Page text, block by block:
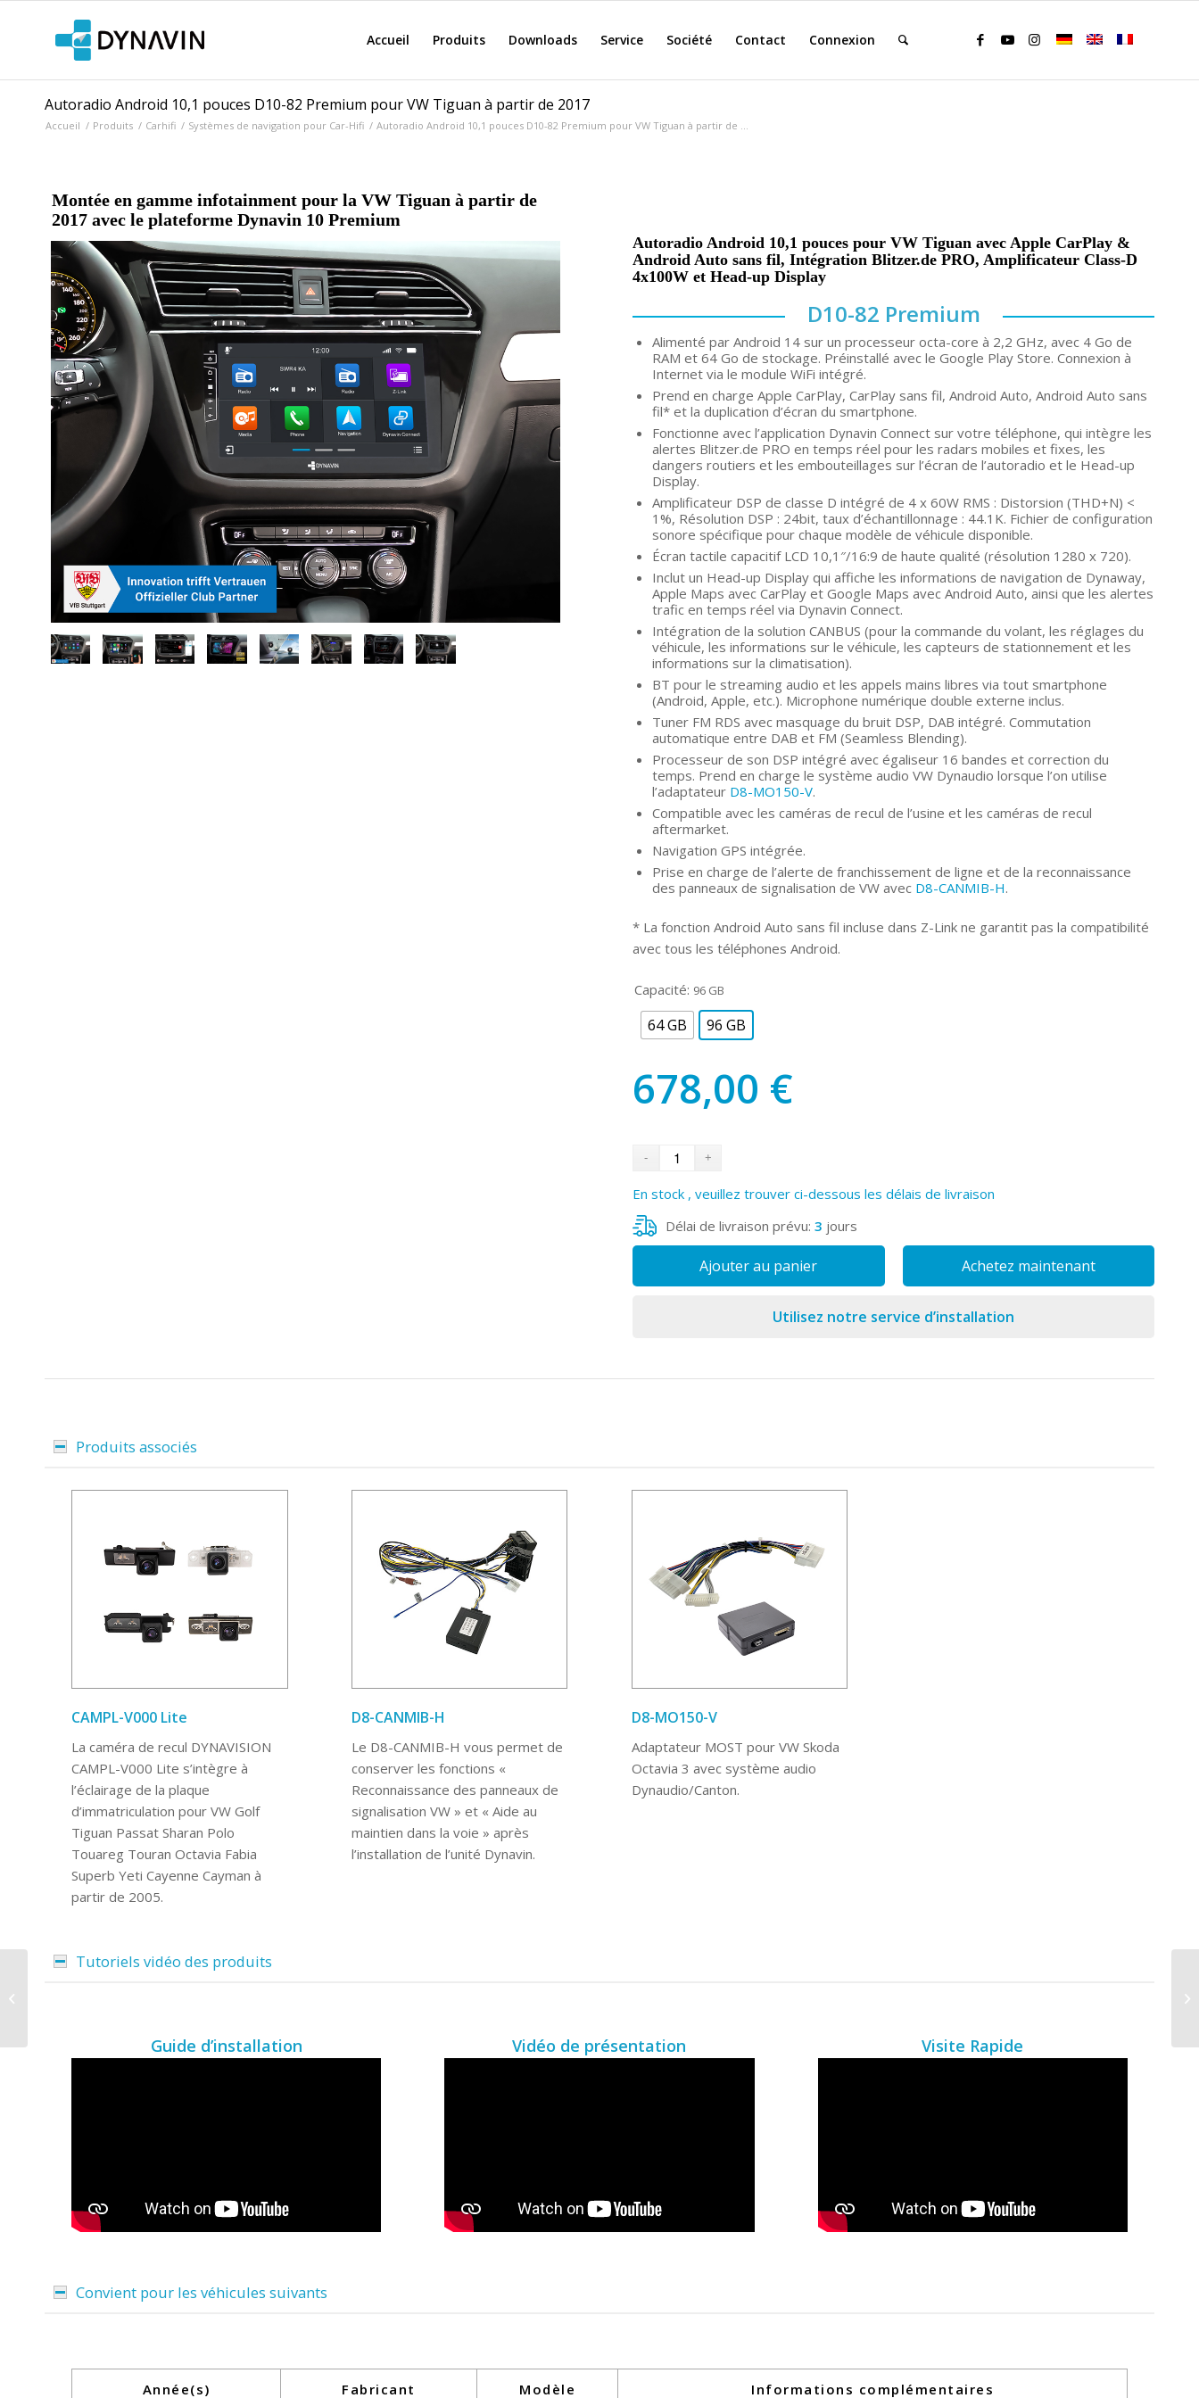
Accueil Produits Downloads Service Société Contact Connexion
Autoradio Android 10,1 pouces D10-82 Premium pour VW Tiguan à partir de 2017
Accueil / Produits / Carhifi / Systèmes de navigation pour Car-Hifi / Autoradio Android 10,1 pouces D10-82 Premium pour VW Tiguan à partir de ...
Montée en gamme infotainment pour la VW Tiguan à partir de
2017 avec le plateforme Dynavin 10 Premium
Autoradio Android 10,1 pouces pour VW Tiguan avec Apple CarPlay &
Android Auto sans fil, Intégration Blitzer.de PRO, Amplificateur Class-D
4x100W et Head-up Display
D10-82 Premium
Alimenté par Android 14 sur un processeur octa-core à 2,2 GHz, avec 4 Go de
RAM et 64 Go de stockage. Préinstallé avec le Google Play Store. Connexion à
Internet via le module WiFi intégré.
Prend en charge Apple CarPlay, CarPlay sans fil, Android Auto, Android Auto sans
fil* et la duplication d’écran du smartphone.
Fonctionne avec l’application Dynavin Connect sur votre téléphone, qui intègre les
alertes Blitzer.de PRO en temps réel pour les radars mobiles et fixes, les
dangers routiers et les embouteillages sur l’écran de l’autoradio et le Head-up
Display.
Amplificateur DSP de classe D intégré de 4 x 60W RMS : Distorsion (THD+N) <
1%, Résolution DSP : 24bit, taux d’échantillonnage : 44.1K. Fichier de configuration
sonore spécifique pour chaque modèle de véhicule disponible.
Écran tactile capacitif LCD 10,1″/16:9 de haute qualité (résolution 1280 x 720).
Inclut un Head-up Display qui affiche les informations de navigation de Dynaway,
Apple Maps avec CarPlay et Google Maps avec Android Auto, ainsi que les alertes
trafic en temps réel via Dynavin Connect.
Intégration de la solution CANBUS (pour la commande du volant, les réglages du
véhicule, les informations sur le véhicule, les capteurs de stationnement et les
informations sur la climatisation).
BT pour le streaming audio et les appels mains libres via tout smartphone
(Android, Apple, etc.). Microphone numérique double externe inclus.
Tuner FM RDS avec masquage du bruit DSP, DAB intégré. Commutation
automatique entre DAB et FM (Seamless Blending).
Processeur de son DSP intégré avec égaliseur 16 bandes et correction du
temps. Prend en charge le système audio VW Dynaudio lorsque l’on utilise
l’adaptateur D8-MO150-V.
Compatible avec les caméras de recul de l’usine et les caméras de recul
aftermarket.
Navigation GPS intégrée.
Prise en charge de l’alerte de franchissement de ligne et de la reconnaissance
des panneaux de signalisation de VW avec D8-CANMIB-H.
* La fonction Android Auto sans fil incluse dans Z-Link ne garantit pas la compatibilité
avec tous les téléphones Android.
Capacité: 96 GB
64 GB 96 GB
678,00 €
En stock , veuillez trouver ci-dessous les délais de livraison
Délai de livraison prévu:3 jours
Ajouter au panier Achetez maintenant
Utilisez notre service d’installation
Produits associés
CAMPL-V000 Lite
La caméra de recul DYNAVISION
CAMPL-V000 Lite s’intègre à
l’éclairage de la plaque
d’immatriculation pour VW Golf
Tiguan Passat Sharan Polo
Touareg Touran Octavia Fabia
Superb Yeti Cayenne Cayman à
partir de 2005.
D8-CANMIB-H
Le D8-CANMIB-H vous permet de
conserver les fonctions «
Reconnaissance des panneaux de
signalisation VW » et « Aide au
maintien dans la voie » après
l’installation de l’unité Dynavin.
D8-MO150-V
Adaptateur MOST pour VW Skoda
Octavia 3 avec système audio
Dynaudio/Canton.
Tutoriels vidéo des produits
Guide d’installation Vidéo de présentation Visite Rapide
Convient pour les véhicules suivants
Année(s) Fabricant Modèle Informations complémentaires
Autoradio Android 9